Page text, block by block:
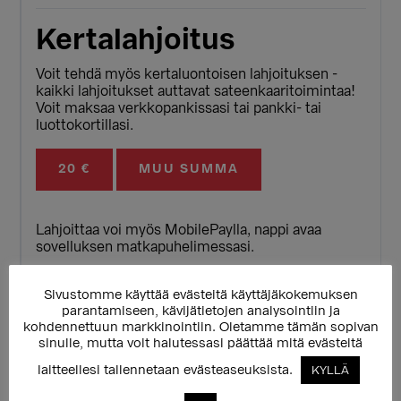
Kertalahjoitus
Voit tehdä myös kertaluontoisen lahjoituksen -
kaikki lahjoitukset auttavat sateenkaaritoimintaa!
Voit maksaa verkkopankissasi tai pankki- tai
luottokortillasi.
20 € MUU SUMMA
Lahjoittaa voi myös MobilePaylla, nappi avaa
sovelluksen matkapuhelimessasi.
LAHJOITA MOBILEPAYLLA
Tilisiirto:Perinteisen tilisiirron voit tehdä
seuraavilla tiedoilla. Viitenumero on pakollinen,
jotta osaamme yhdistää lahjoituksesi oikealle
Sivustomme käyttää evästeitä käyttäjäkokemuksen
parantamiseen, kävijätietojen analysointiin ja
kohdennettuun markkinointiin. Oletamme tämän sopivan
sinulle, mutta voit halutessasi päättää mitä evästeitä
laitteellesi tallennetaan evästeaseuksista.
KYLLÄ